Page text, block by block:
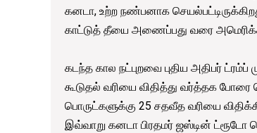
கனடா, உற்ற நண்பனாக
காட்டுத் தீயை அணைப்பது வரை
கடந்த கால நட்புறவை புதிய அதிபர்
கூடுதல் வரியை விதித்து வர்த்தக
பொருட்களுக்கு 25 சதவீத வரியை
இவ்வாறு கனடா பிரதமர் ஜஸ்டின் ட்ரூடோ